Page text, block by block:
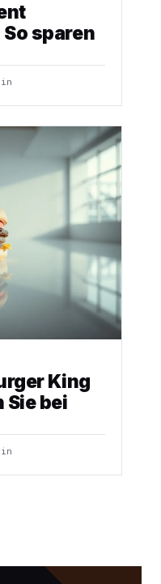
sparen
King
Sie bei